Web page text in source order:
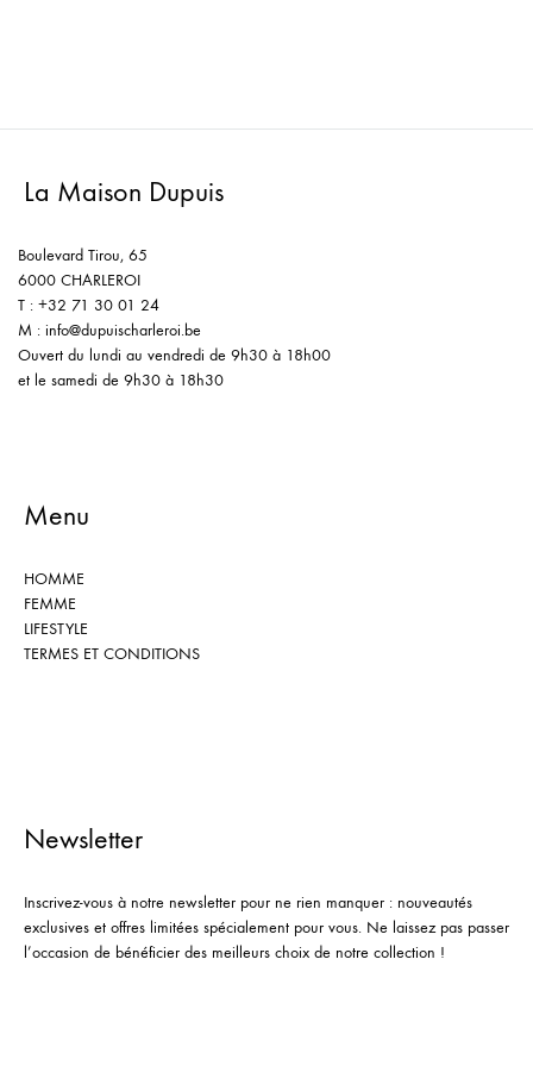
La Maison Dupuis
Boulevard Tirou, 65
6000 CHARLEROI
T : +32 71 30 01 24
M : info@dupuischarleroi.be
Ouvert du lundi au vendredi de 9h30 à 18h00
et le samedi de 9h30 à 18h30
Menu
HOMME
FEMME
LIFESTYLE
TERMES ET CONDITIONS
Newsletter
Inscrivez-vous à notre newsletter pour ne rien manquer : nouveautés
exclusives et offres limitées spécialement pour vous. Ne laissez pas passer
l’occasion de bénéficier des meilleurs choix de notre collection !